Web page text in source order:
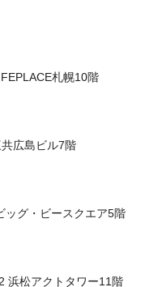
札幌10階
広島ビル7階
ッグ・ビースクエア5階
浜松アクトタワー11階